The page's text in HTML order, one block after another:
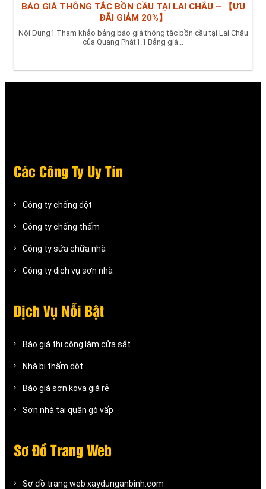
BÁO GIÁ THÔNG TẮC BỒN CẦU TẠI LAI CHÂU – 【ƯU
ĐÃI GIẢM 20%】
Nội Dung1 Tham khảo bảng báo giá thông tắc bồn cầu tại Lai Châu
của Quang Phát1.1 Bảng giá...
Các Công Ty Uy Tín
Công ty chống dột
Công ty chống thấm
Công ty sửa chữa nhà
Công ty dịch vụ sơn nhà
Dịch Vụ Nỗi Bật
Báo giá thi công làm cửa sắt
Nhà bị thấm dột
Báo giá sơn kova giá rẻ
Sơn nhà tại quận gò vấp
Sơ Đồ Trang Web
Sơ đồ trang web xaydunganbinh.com